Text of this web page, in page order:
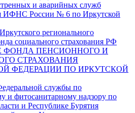
и аварийных служб
ИФНС России № 6 по Иркутской
регионального
социального страхования РФ
ФОНДА ПЕНСИОННОГО И
СТРАХОВАНИЯ
ФЕДЕРАЦИИ ПО ИРКУТСКОЙ
службы по
и фитосанитарному надзору по
и Республике Бурятия